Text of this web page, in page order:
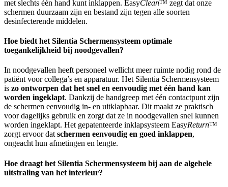
met slechts één hand kunt inklappen. EasyClean™ zegt dat onze
schermen duurzaam zijn en bestand zijn tegen alle soorten
desinfecterende middelen.
Hoe biedt het Silentia Schermensysteem optimale
toegankelijkheid bij noodgevallen?
In noodgevallen heeft personeel wellicht meer ruimte nodig rond de
patiënt voor collega’s en apparatuur. Het Silentia Schermensysteem
is zo ontworpen dat het snel en eenvoudig met één hand kan
worden ingeklapt. Dankzij de handgreep met één contactpunt zijn
de schermen eenvoudig in- en uitklapbaar. Dit maakt ze praktisch
voor dagelijks gebruik en zorgt dat ze in noodgevallen snel kunnen
worden ingeklapt. Het gepatenteerde inklapsysteem EasyReturn™
zorgt ervoor datschermen eenvoudig en goed inklappen,
ongeacht hun afmetingen en lengte.
Hoe draagt het Silentia Schermensysteem bij aan de algehele
uitstraling van het interieur?